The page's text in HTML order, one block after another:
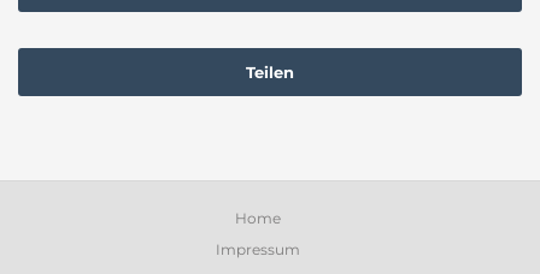
Teilen
Home
Impressum